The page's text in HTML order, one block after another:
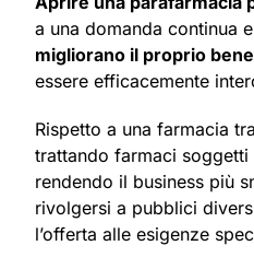
a una domanda continua
migliorano il proprio
essere efficacemente
Rispetto a una farmacia
trattando farmaci
rendendo il business più
rivolgersi a pubblici
l’offerta alle esigenze